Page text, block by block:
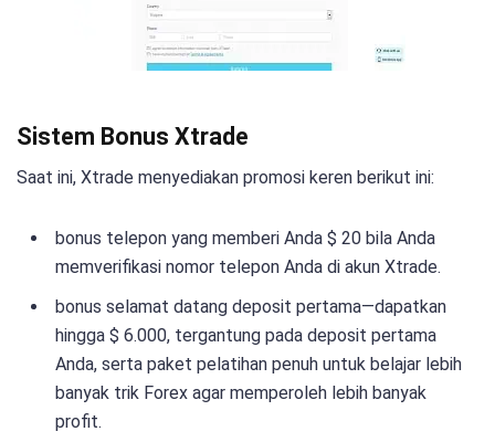
Sistem Bonus Xtrade
Saat ini, Xtrade menyediakan promosi keren berikut ini:
bonus telepon yang memberi Anda $ 20 bila Anda
memverifikasi nomor telepon Anda di akun Xtrade.
bonus selamat datang deposit pertama—dapatkan
hingga $ 6.000, tergantung pada deposit pertama
Anda, serta paket pelatihan penuh untuk belajar lebih
banyak trik Forex agar memperoleh lebih banyak
profit.